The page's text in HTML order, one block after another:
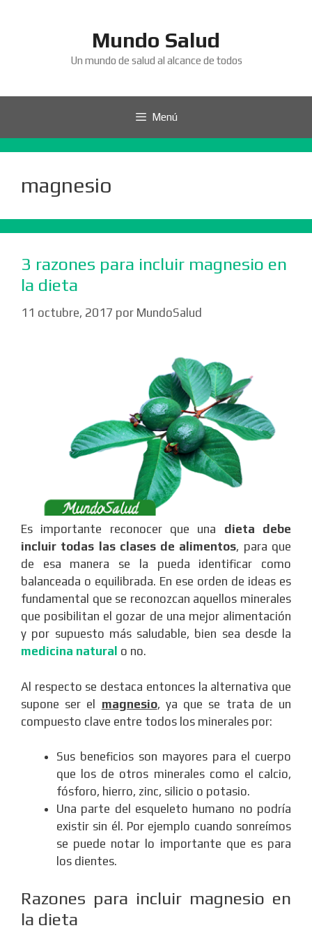
Mundo Salud
Un mundo de salud al alcance de todos
Menú
magnesio
3 razones para incluir magnesio en
la dieta
11 octubre, 2017 por MundoSalud
Es importante reconocer que una dieta debe
incluir todas las clases de alimentos, para que
de esa manera se la pueda identificar como
balanceada o equilibrada. En ese orden de ideas es
fundamental que se reconozcan aquellos minerales
que posibilitan el gozar de una mejor alimentación
y por supuesto más saludable, bien sea desde la
medicina natural o no.
Al respecto se destaca entonces la alternativa que
supone ser el magnesio, ya que se trata de un
compuesto clave entre todos los minerales por:
Sus beneficios son mayores para el cuerpo
que los de otros minerales como el calcio,
fósforo, hierro, zinc, silicio o potasio.
Una parte del esqueleto humano no podría
existir sin él. Por ejemplo cuando sonreímos
se puede notar lo importante que es para
los dientes.
Razones para incluir magnesio en
la dieta